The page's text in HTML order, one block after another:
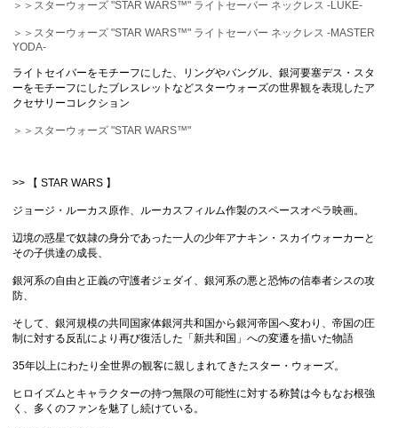
＞＞スターウォーズ "STAR WARS™" ライトセーバー ネックレス -LUKE-
＞＞スターウォーズ "STAR WARS™" ライトセーバー ネックレス -MASTER
YODA-
ライトセイバーをモチーフにした、リングやバングル、銀河要塞デス・スタ
ーをモチーフにしたブレスレットなどスターウォーズの世界観を表現したア
クセサリーコレクション
＞＞スターウォーズ "STAR WARS™"
>> 【 STAR WARS 】
ジョージ・ルーカス原作、ルーカスフィルム作製のスペースオペラ映画。
辺境の惑星で奴隷の身分であった一人の少年アナキン・スカイウォーカーと
その子供達の成長、
銀河系の自由と正義の守護者ジェダイ、銀河系の悪と恐怖の信奉者シスの攻
防、
そして、銀河規模の共同国家体銀河共和国から銀河帝国へ変わり、帝国の圧
制に対する反乱により再び復活した「新共和国」への変遷を描いた物語
35年以上にわたり全世界の観客に親しまれてきたスター・ウォーズ。
ヒロイズムとキャラクターの持つ無限の可能性に対する称賛は今もなお根強
く、多くのファンを魅了し続けている。